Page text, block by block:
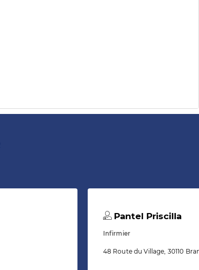
Pantel Priscilla
Infirmier
48 Route du Village, 30110